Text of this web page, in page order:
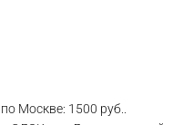
Москве: 1500 руб..